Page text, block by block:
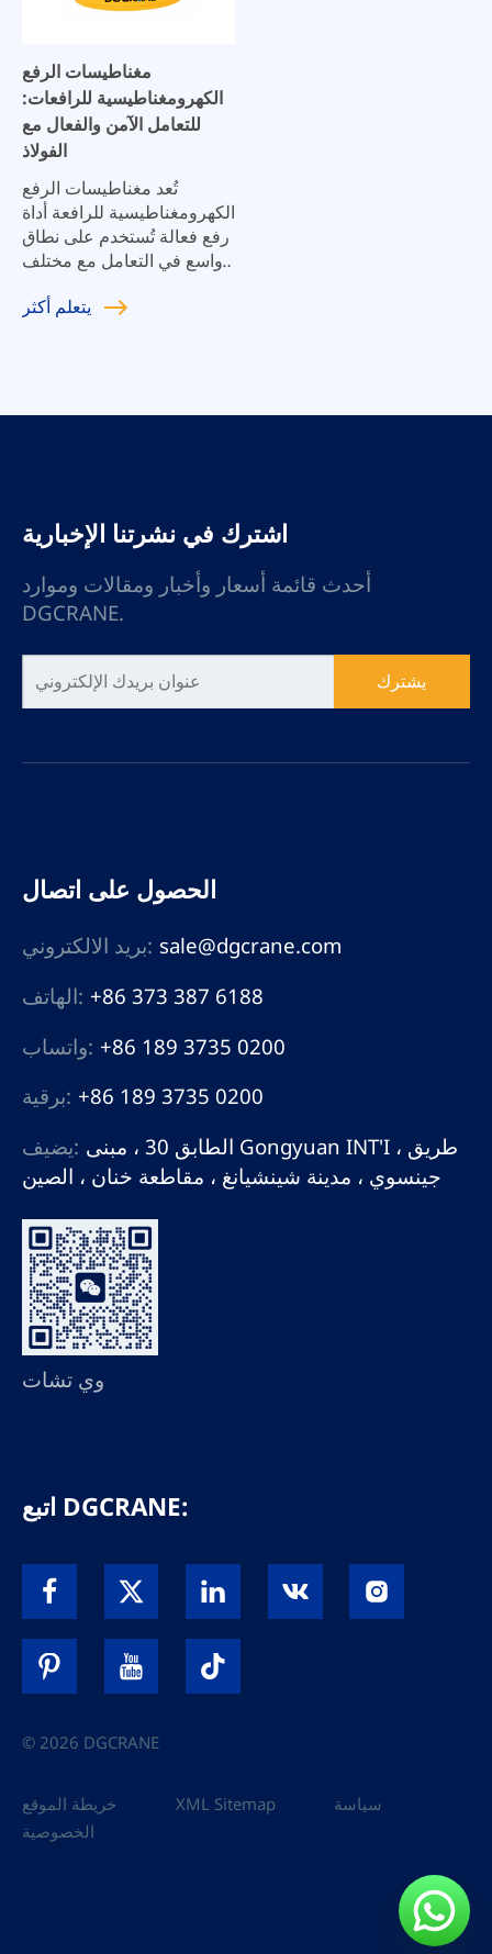
مغناطيسات الرفع
الكهرومغناطيسية للرافعات:
للتعامل الآمن والفعال مع
الفولاذ
تُعد مغناطيسات الرفع
الكهرومغناطيسية للرافعة أداة
رفع فعالة تُستخدم على نطاق
واسع في التعامل مع مختلف
مثل الألواح الفولاذية، وسبائك
يتعلمأكثر
اشترك في نشرتنا الإخبارية
أحدث قائمة أسعار وأخبار ومقالات وموارد
DGCRANE.
يشترك
الحصول على اتصال
بريد الالكتروني: sale@dgcrane.com
الهاتف: +86 373 387 6188
واتساب: +86 189 3735 0200
برقية: +86 189 3735 0200
يضيف: الطابق 30 ، مبنى Gongyuan INT'I ، طريق
جينسوي ، مدينة شينشيانغ ، مقاطعة خنان ، الصين
وي تشات
اتبع DGCRANE:
© 2026 DGCRANE
خريطة الموقع XML Sitemap
سياسة
الخصوصية